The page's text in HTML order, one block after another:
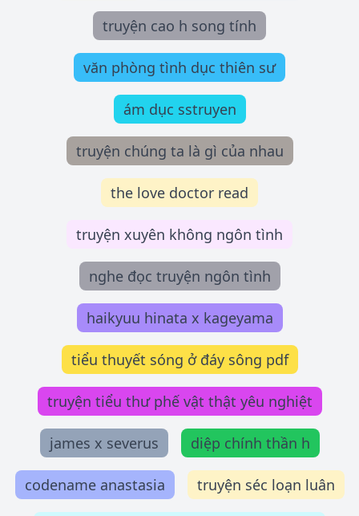
truyện cao h song tính
văn phòng tình dục thiên sư
ám dục sstruyen
truyện chúng ta là gì của nhau
the love doctor read
truyện xuyên không ngôn tình
nghe đọc truyện ngôn tình
haikyuu hinata x kageyama
tiểu thuyết sóng ở đáy sông pdf
truyện tiểu thư phế vật thật yêu nghiệt
james x severus diệp chính thần h
codename anastasia truyện séc loạn luân